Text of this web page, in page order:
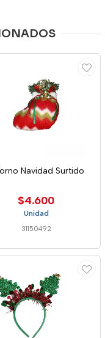
Navidad Surtido
$4.600
Unidad
31150492